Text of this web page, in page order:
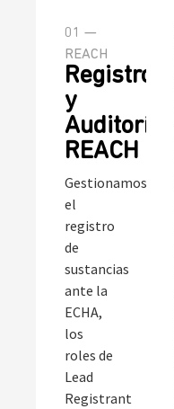
01 —
REACH
Registro
y
Auditoría
REACH
Gestionamos
el
registro
de
sustancias
ante la
ECHA,
los
roles de
Lead
Registrant